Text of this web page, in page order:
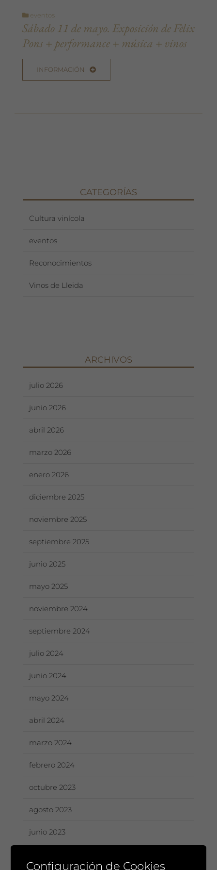
eventos
Sábado 11 de mayo. Exposición de Fèlix
Pons + performance + música + vinos
INFORMACIÓN
CATEGORÍAS
Cultura vinícola
eventos
Reconocimientos
Vinos de Lleida
ARCHIVOS
julio 2026
junio 2026
abril 2026
marzo 2026
enero 2026
diciembre 2025
noviembre 2025
septiembre 2025
junio 2025
mayo 2025
noviembre 2024
septiembre 2024
julio 2024
junio 2024
mayo 2024
abril 2024
marzo 2024
febrero 2024
octubre 2023
agosto 2023
junio 2023
Configuración de Cookies